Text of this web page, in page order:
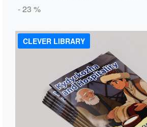
- 23 %
CLEVER LIBRARY